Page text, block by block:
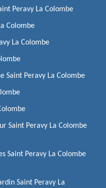
Peravy La Colombe
Colombe
La Colombe
Saint Peravy La Colombe
Saint Peravy La Colombe
Saint Peravy La Colombe
Saint Peravy La